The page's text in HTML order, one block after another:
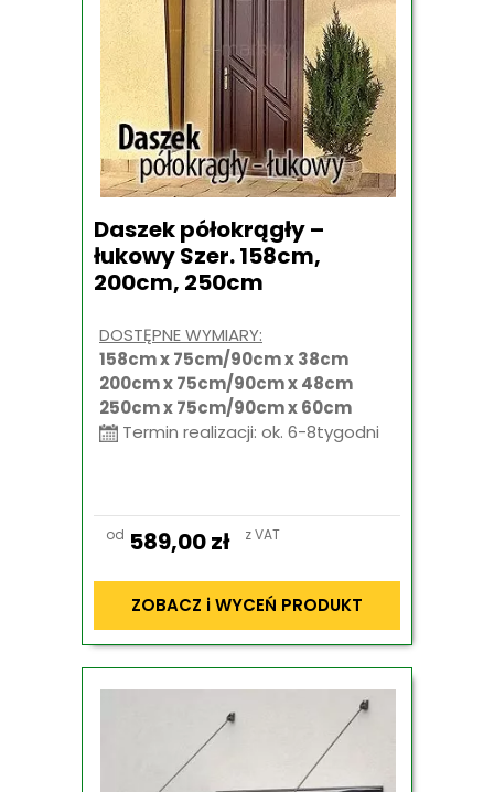
Daszek półokrągły –
łukowy Szer. 158cm,
200cm, 250cm
DOSTĘPNE WYMIARY:
158cm x 75cm/90cm x 38cm
200cm x 75cm/90cm x 48cm
250cm x 75cm/90cm x 60cm
Termin realizacji: ok. 6-8tygodni
od 589,00zł z VAT
ZOBACZ i WYCEŃ PRODUKT